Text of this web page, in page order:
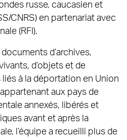
russe, caucasien et
CNRS) en partenariat avec
(RFI).
d’archives,
d’objets et de
à la déportation en Union
aux pays de
annexés, libérés et
avant et après la
l’équipe a recueilli plus de